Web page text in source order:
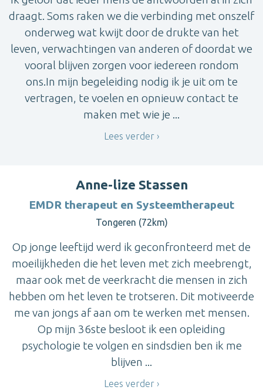
draagt. Soms raken we die verbinding met onszelf
onderweg wat kwijt door de drukte van het
leven, verwachtingen van anderen of doordat we
vooral blijven zorgen voor iedereen rondom
ons.In mijn begeleiding nodig ik je uit om te
vertragen, te voelen en opnieuw contact te
maken met wie je ...
Lees verder
Anne-lize Stassen
EMDR therapeut en Systeemtherapeut
Tongeren (72km)
Op jonge leeftijd werd ik geconfronteerd met de
moeilijkheden die het leven met zich meebrengt,
maar ook met de veerkracht die mensen in zich
hebben om het leven te trotseren. Dit motiveerde
me van jongs af aan om te werken met mensen.
Op mijn 36ste besloot ik een opleiding
psychologie te volgen en sindsdien ben ik me
blijven ...
Lees verder